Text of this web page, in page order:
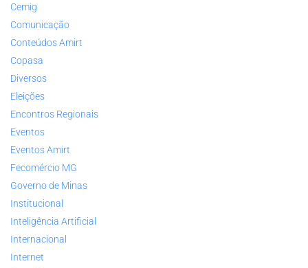
Cemig
Comunicação
Conteúdos Amirt
Copasa
Diversos
Eleições
Encontros Regionais
Eventos
Eventos Amirt
Fecomércio MG
Governo de Minas
Institucional
Inteligência Artificial
Internacional
Internet